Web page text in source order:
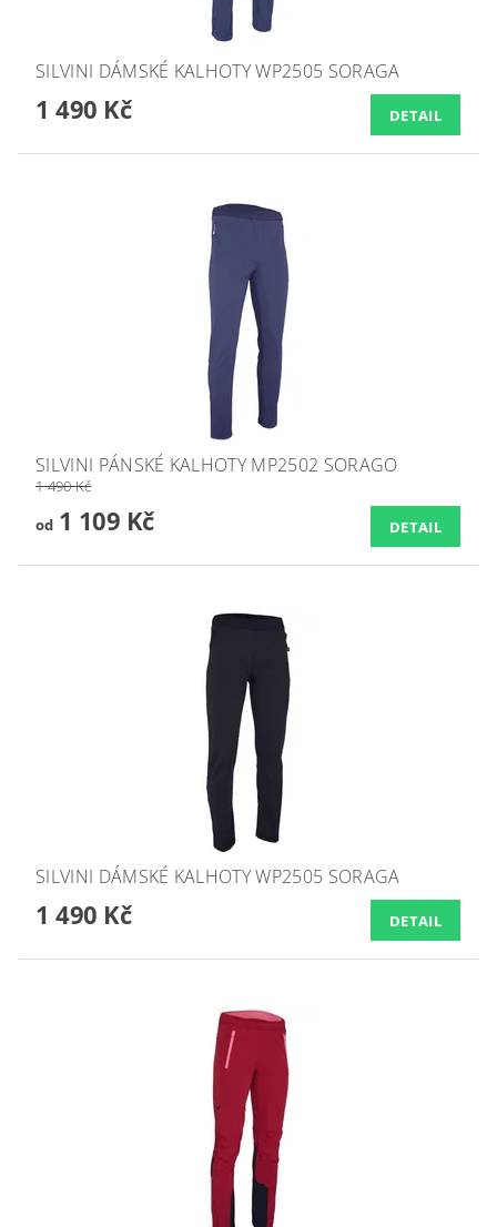
SILVINI DÁMSKÉ KALHOTY WP2505 SORAGA
1 490 Kč DETAIL
SILVINI PÁNSKÉ KALHOTY MP2502 SORAGO
1 490 Kč
od1 109 Kč DETAIL
SILVINI DÁMSKÉ KALHOTY WP2505 SORAGA
1 490 Kč DETAIL